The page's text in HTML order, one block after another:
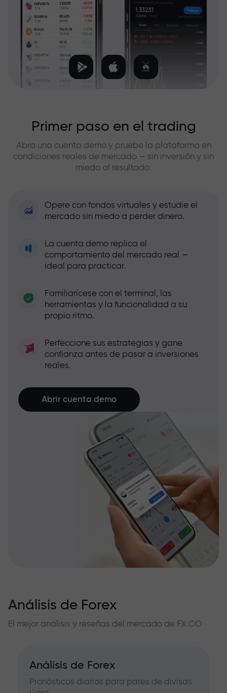
Primer paso en el trading
Abra una cuenta demo y pruebe la plataforma en
condiciones reales de mercado — sin inversión y sin
miedo al resultado.
Opere con fondos virtuales y estudie el
mercado sin miedo a perder dinero.
La cuenta demo replica el
comportamiento del mercado real —
ideal para practicar.
Familiarícese con el terminal, las
herramientas y la funcionalidad a su
propio ritmo.
Perfeccione sus estrategias y gane
confianza antes de pasar a inversiones
reales.
Abrir cuenta demo
Análisis de Forex
El mejor análisis y reseñas del mercado de FX.CO
Análisis de Forex
Pronósticos diarios para pares de divisas